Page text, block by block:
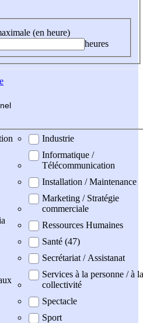
(en heure)
heures
Industrie
Informatique /
Télécommunication
Installation / Maintenance
Marketing / Stratégie
commerciale
Ressources Humaines
Santé (47)
Secrétariat / Assistanat
Services à la personne / à la
collectivité
Spectacle
Sport